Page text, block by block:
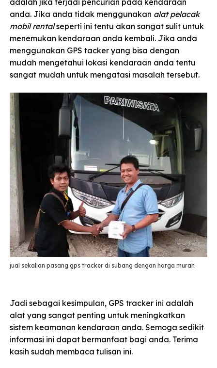
adalah jika terjadi pencurian pada kendaraan
anda. Jika anda tidak menggunakan alat pelacak
mobil rentalseperti ini tentu akan sangat sulit untuk
menemukan kendaraan anda kembali. Jika anda
menggunakan GPS tacker yang bisa dengan
mudah mengetahui lokasi kendaraan anda tentu
sangat mudah untuk mengatasi masalah tersebut.
jual sekalian pasang gps tracker di subang dengan harga murah
Jadi sebagai kesimpulan, GPS tracker ini adalah
alat yang sangat penting untuk meningkatkan
sistem keamanan kendaraan anda. Semoga sedikit
informasi ini dapat bermanfaat bagi anda. Terima
kasih sudah membaca tulisan ini.